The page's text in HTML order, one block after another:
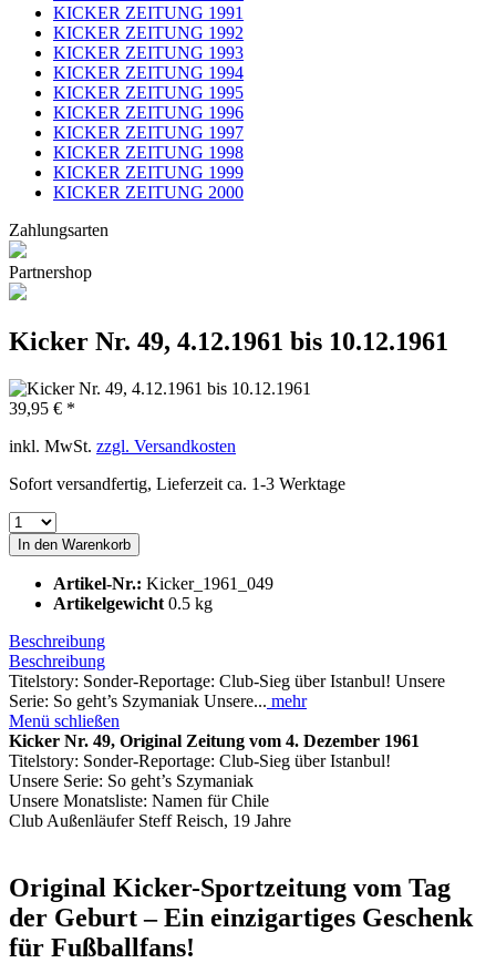
KICKER ZEITUNG 1991
KICKER ZEITUNG 1992
KICKER ZEITUNG 1993
KICKER ZEITUNG 1994
KICKER ZEITUNG 1995
KICKER ZEITUNG 1996
KICKER ZEITUNG 1997
KICKER ZEITUNG 1998
KICKER ZEITUNG 1999
KICKER ZEITUNG 2000
Zahlungsarten
Partnershop
Kicker Nr. 49, 4.12.1961 bis 10.12.1961
39,95 € *
inkl. MwSt. zzgl. Versandkosten
Sofort versandfertig, Lieferzeit ca. 1-3 Werktage
In den Warenkorb
Artikel-Nr.: Kicker_1961_049
Artikelgewicht 0.5 kg
Beschreibung
Beschreibung
Titelstory: Sonder-Reportage: Club-Sieg über Istanbul! Unsere
Serie: So geht’s Szymaniak Unsere... mehr
Menü schließen
Kicker Nr. 49, Original Zeitung vom 4. Dezember 1961
Titelstory: Sonder-Reportage: Club-Sieg über Istanbul!
Unsere Serie: So geht’s Szymaniak
Unsere Monatsliste: Namen für Chile
Club Außenläufer Steff Reisch, 19 Jahre
Original Kicker-Sportzeitung vom Tag
der Geburt – Ein einzigartiges Geschenk
für Fußballfans!